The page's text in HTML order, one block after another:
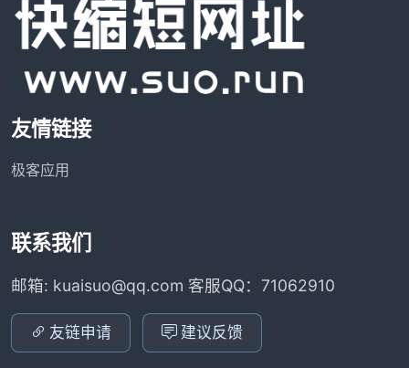
友情链接
极客应用
联系我们
邮箱: kuaisuo@qq.com 客服QQ：71062910
友链申请 建议反馈